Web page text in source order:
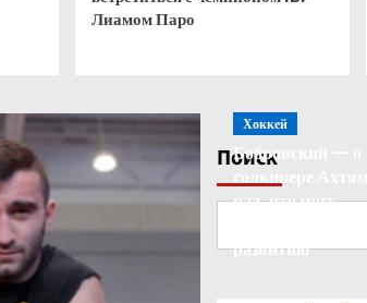
Лиамом Паро
Поиск
Хоккей
Бобровский — о
рад, что могу
развитию